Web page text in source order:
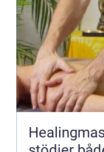
Healingmassage